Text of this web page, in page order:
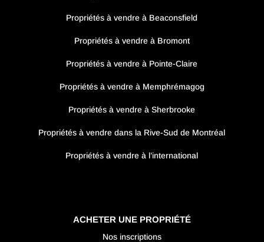
Propriétés à vendre à Beaconsfield
Propriétés à vendre à Bromont
Propriétés à vendre à Pointe-Claire
Propriétés à vendre à Memphrémagog
Propriétés à vendre à Sherbrooke
Propriétés à vendre dans la Rive-Sud de Montréal
Propriétés à vendre à l’international
ACHETER UNE PROPRIÉTÉ
Nos inscriptions